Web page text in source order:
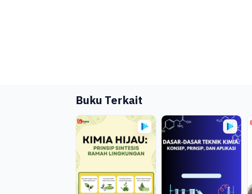
Buku Terkait